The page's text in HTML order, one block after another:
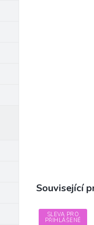
Související
SLEVA PRO
PŘIHLÁŠENÉ